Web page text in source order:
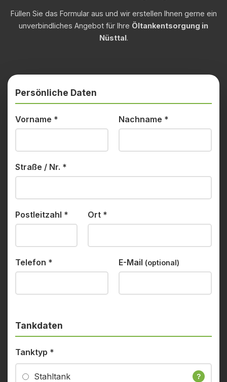
Füllen Sie das Formular aus und wir erstellen Ihnen gerne ein
unverbindliches Angebot für Ihre Öltankentsorgung in
Nüsttal.
Persönliche Daten
Vorname * Nachname *
Straße / Nr. *
Postleitzahl * Ort *
Telefon * E-Mail (optional)
Tankdaten
Tanktyp *
Stahltank ?